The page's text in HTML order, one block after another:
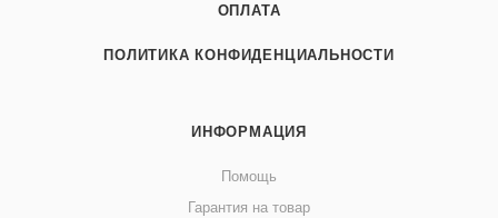
ОПЛАТА
ПОЛИТИКА КОНФИДЕНЦИАЛЬНОСТИ
ИНФОРМАЦИЯ
Помощь
Гарантия на товар